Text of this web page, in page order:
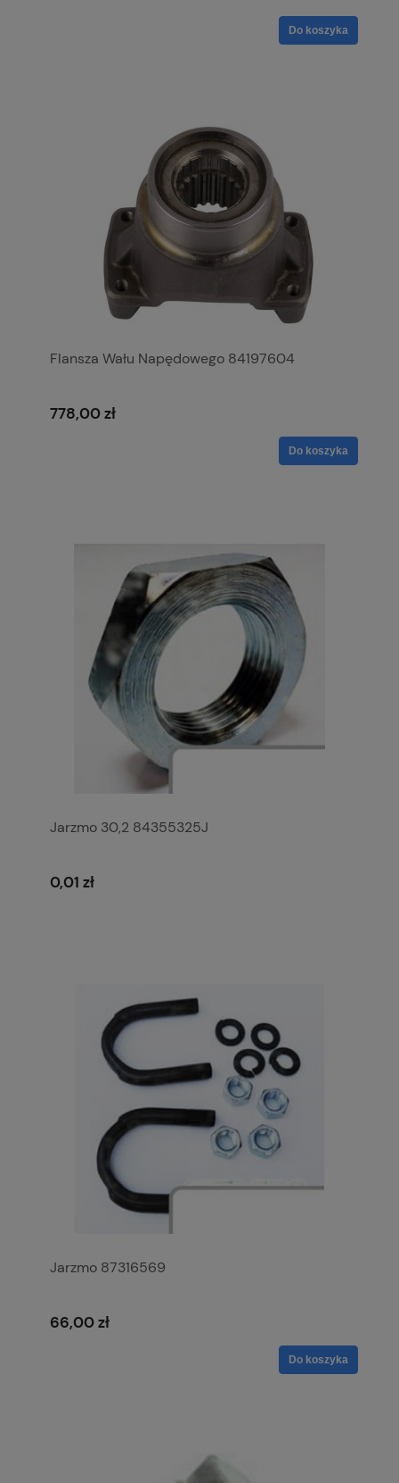
Do koszyka
Flansza Wału Napędowego 84197604
778,00 zł
Do koszyka
Jarzmo 30,2 84355325J
0,01 zł
Jarzmo 87316569
66,00 zł
Do koszyka